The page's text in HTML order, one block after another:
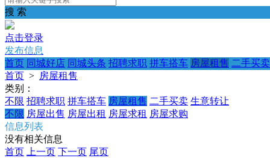
搜 索
点击登录
发布信息
首页 同城好店 同城头条 招聘求职 拼车搭车 房屋租售 二手买卖
首页 > 房屋租售
类别：
不限 招聘求职 拼车搭车 房屋租售 二手买卖 生意转让
不限 房屋出售 房屋出租 房屋求租 房屋求购
信息列表
没有相关信息
首页
上一页 下一页 尾页